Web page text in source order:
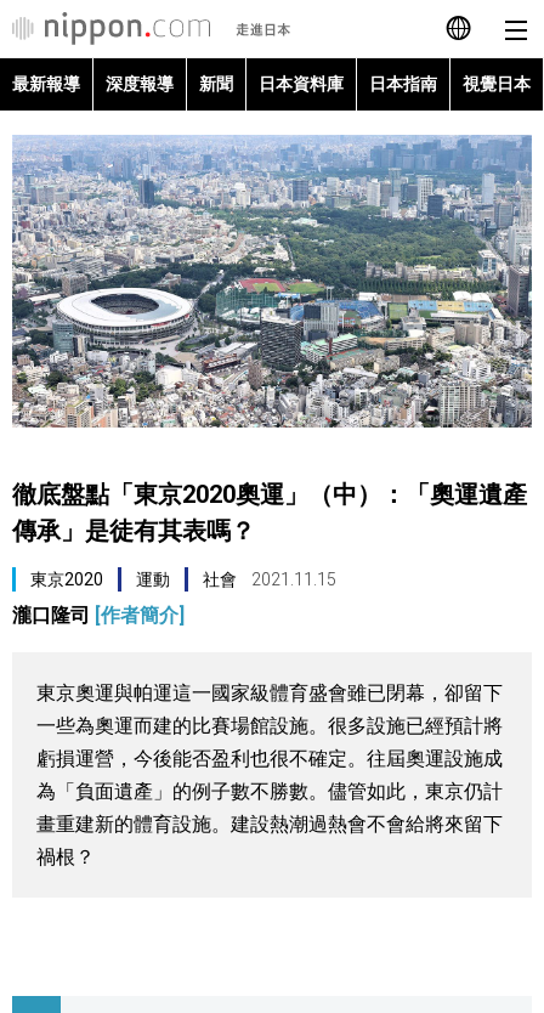
日本語
English
简体字
Français
Español
العربية
最新報導
深度報導
新聞
日本指南
視覺日本
更多
人物訪談
日本入門
社會
official SNS
最新報導 深度報導 新聞 日本資料庫 日本指南 視覺日本
徹底盤點「東京2020奧運」（中）：「奧運遺產
傳承」是徒有其表嗎？
東京2020 運動 社會 2021.11.15
瀧口隆司 [作者簡介]
東京奧運與帕運這一國家級體育盛會雖已閉幕，卻留下
一些為奧運而建的比賽場館設施。很多設施已經預計將
虧損運營，今後能否盈利也很不確定。往屆奧運設施成
為「負面遺產」的例子數不勝數。儘管如此，東京仍計
畫重建新的體育設施。建設熱潮過熱會不會給將來留下
禍根？